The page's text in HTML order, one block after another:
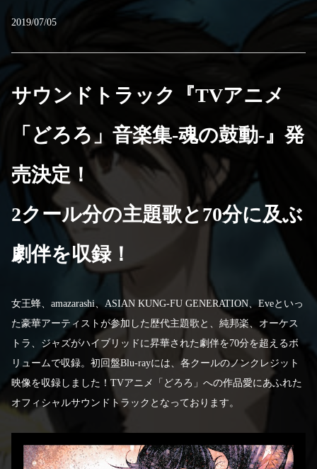
2019/07/05
サウンドトラック『TVアニメ
「どろろ」音楽集-魂の鼓動-』発
売決定！
2クール分の主題歌と70分に及ぶ
劇伴を収録！
女王蜂、amazarashi、ASIAN KUNG-FU GENERATION、Eveといっ
た豪華アーティストが参加した歴代主題歌と、純邦楽、オーケス
トラ、ジャズがハイブリッドに昇華された劇伴を70分を超えるボ
リュームで収録。初回盤Blu-rayには、各クールのノンクレジット
映像を収録しました！TVアニメ「どろろ」への作品愛にあふれた
オフィシャルサウンドトラックとなっております。